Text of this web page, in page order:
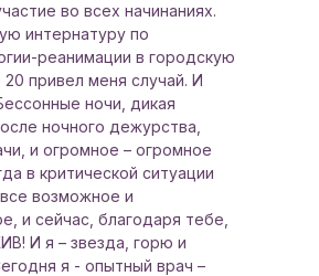
во всех начинаниях.
интернатуру по
реанимации в городскую
привел меня случай. И
ночи, дикая
ночного дежурства,
и огромное – огромное
в критической ситуации
возможное и
и сейчас, благодаря тебе,
И я – звезда, горю и
я - опытный врач –